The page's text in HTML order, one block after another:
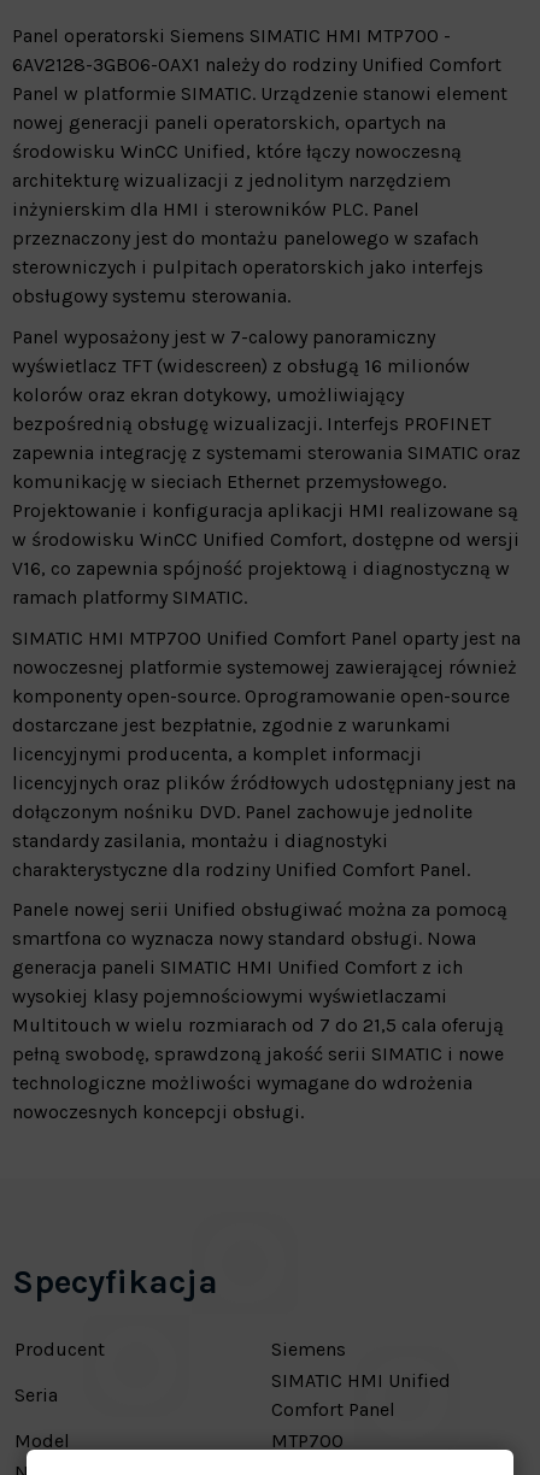
Panel operatorski Siemens SIMATIC HMI MTP700 -
6AV2128-3GB06-0AX1 należy do rodziny Unified Comfort
Panel w platformie SIMATIC. Urządzenie stanowi element
nowej generacji paneli operatorskich, opartych na
środowisku WinCC Unified, które łączy nowoczesną
architekturę wizualizacji z jednolitym narzędziem
inżynierskim dla HMI i sterowników PLC. Panel
przeznaczony jest do montażu panelowego w szafach
sterowniczych i pulpitach operatorskich jako interfejs
obsługowy systemu sterowania.
Panel wyposażony jest w 7-calowy panoramiczny
wyświetlacz TFT (widescreen) z obsługą 16 milionów
kolorów oraz ekran dotykowy, umożliwiający
bezpośrednią obsługę wizualizacji. Interfejs PROFINET
zapewnia integrację z systemami sterowania SIMATIC oraz
komunikację w sieciach Ethernet przemysłowego.
Projektowanie i konfiguracja aplikacji HMI realizowane są
w środowisku WinCC Unified Comfort, dostępne od wersji
V16, co zapewnia spójność projektową i diagnostyczną w
ramach platformy SIMATIC.
SIMATIC HMI MTP700 Unified Comfort Panel oparty jest na
nowoczesnej platformie systemowej zawierającej również
komponenty open-source. Oprogramowanie open-source
dostarczane jest bezpłatnie, zgodnie z warunkami
licencyjnymi producenta, a komplet informacji
licencyjnych oraz plików źródłowych udostępniany jest na
dołączonym nośniku DVD. Panel zachowuje jednolite
standardy zasilania, montażu i diagnostyki
charakterystyczne dla rodziny Unified Comfort Panel.
Panele nowej serii Unified obsługiwać można za pomocą
smartfona co wyznacza nowy standard obsługi. Nowa
generacja paneli SIMATIC HMI Unified Comfort z ich
wysokiej klasy pojemnościowymi wyświetlaczami
Multitouch w wielu rozmiarach od 7 do 21,5 cala oferują
pełną swobodę, sprawdzoną jakość serii SIMATIC i nowe
technologiczne możliwości wymagane do wdrożenia
nowoczesnych koncepcji obsługi.
Specyfikacja
Producent
Siemens
Seria
SIMATIC HMI Unified
Comfort Panel
Model
MTP700